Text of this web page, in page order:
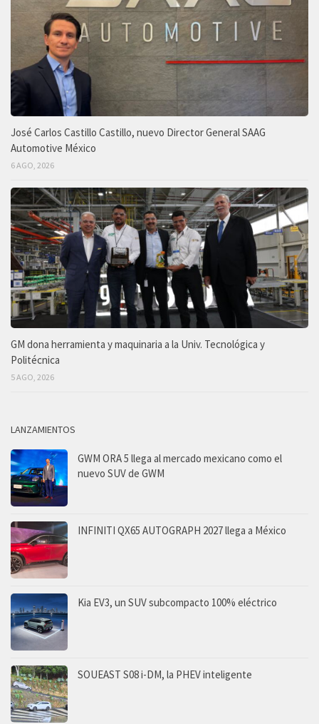
José Carlos Castillo Castillo, nuevo Director General SAAG
Automotive México
6 AGO, 2026
GM dona herramienta y maquinaria a la Univ. Tecnológica y
Politécnica
5 AGO, 2026
LANZAMIENTOS
GWM ORA 5 llega al mercado mexicano como el
nuevo SUV de GWM
INFINITI QX65 AUTOGRAPH 2027 llega a México
Kia EV3, un SUV subcompacto 100% eléctrico
SOUEAST S08 i-DM, la PHEV inteligente